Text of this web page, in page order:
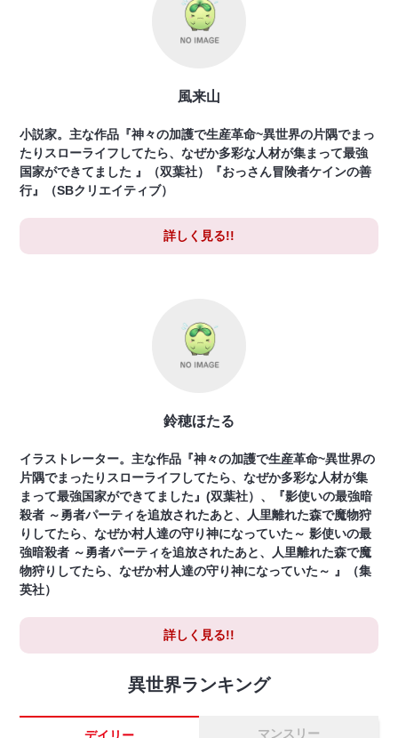
風来山
小説家。主な作品『神々の加護で生産革命~異世界の片隅でまっ
たりスローライフしてたら、なぜか多彩な人材が集まって最強
国家ができてました 』（双葉社）『おっさん冒険者ケインの善
行』（SBクリエイティブ）
詳しく見る!!
鈴穂ほたる
イラストレーター。主な作品『神々の加護で生産革命~異世界の
片隅でまったりスローライフしてたら、なぜか多彩な人材が集
まって最強国家ができてました』(双葉社）、『影使いの最強暗
殺者 ～勇者パーティを追放されたあと、人里離れた森で魔物狩
りしてたら、なぜか村人達の守り神になっていた～ 影使いの最
強暗殺者 ～勇者パーティを追放されたあと、人里離れた森で魔
物狩りしてたら、なぜか村人達の守り神になっていた～ 』（集
英社）
詳しく見る!!
異世界ランキング
マンスリー